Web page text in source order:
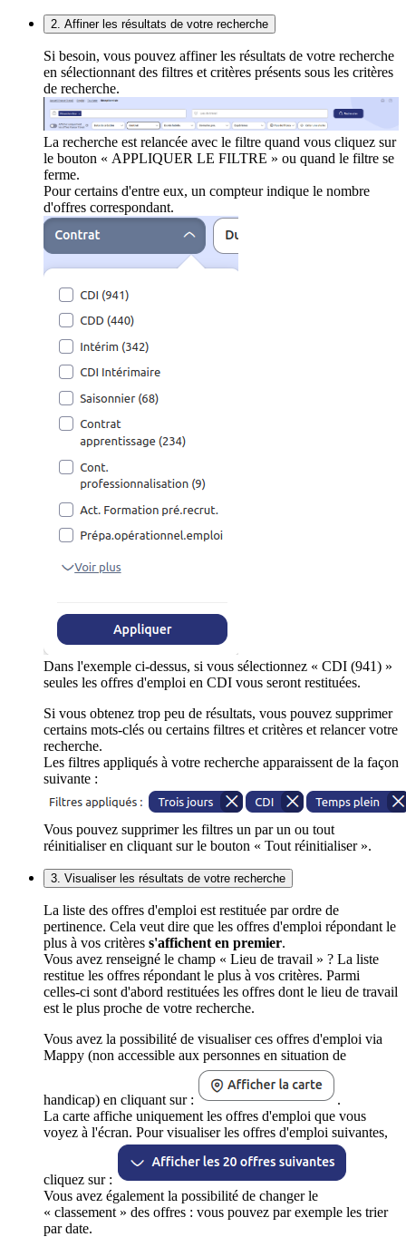
2. Affiner les résultats de votre recherche
Si besoin, vous pouvez affiner les résultats de votre recherche
en sélectionnant des filtres et critères présents sous les critères
de recherche.
La recherche est relancée avec le filtre quand vous cliquez sur
le bouton « APPLIQUER LE FILTRE » ou quand le filtre se
ferme.
Pour certains d'entre eux, un compteur indique le nombre
d'offres correspondant.
Dans l'exemple ci-dessus, si vous sélectionnez « CDI (941) »
seules les offres d'emploi en CDI vous seront restituées.
Si vous obtenez trop peu de résultats, vous pouvez supprimer
certains mots-clés ou certains filtres et critères et relancer votre
recherche.
Les filtres appliqués à votre recherche apparaissent de la façon
suivante :
Vous pouvez supprimer les filtres un par un ou tout
réinitialiser en cliquant sur le bouton « Tout réinitialiser ».
3. Visualiser les résultats de votre recherche
La liste des offres d'emploi est restituée par ordre de
pertinence. Cela veut dire que les offres d'emploi répondant le
plus à vos critères s'affichent en premier.
Vous avez renseigné le champ « Lieu de travail » ? La liste
restitue les offres répondant le plus à vos critères. Parmi
celles-ci sont d'abord restituées les offres dont le lieu de travail
est le plus proche de votre recherche.
Vous avez la possibilité de visualiser ces offres d'emploi via
Mappy (non accessible aux personnes en situation de
handicap) en cliquant sur :
.
La carte affiche uniquement les offres d'emploi que vous
voyez à l'écran. Pour visualiser les offres d'emploi suivantes,
cliquez sur :
Vous avez également la possibilité de changer le
« classement » des offres : vous pouvez par exemple les trier
par date.